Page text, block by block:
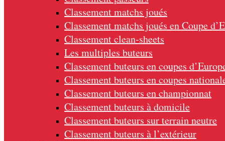
Classement matchs joués
Classement matchs joués en Coupe
Classement clean-sheets
Les multiples buteurs
Classement buteurs en coupes
Classement buteurs en coupes
Classement buteurs en championnat
Classement buteurs à domicile
Classement buteurs sur terrain neutre
Classement buteurs à l’extérieur